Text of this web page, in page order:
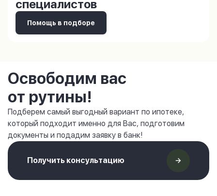
специалистов
Помощь в подборе
Освободим вас
от рутины!
Подберем самый выгодный вариант по ипотеке,
который подходит именно для Вас, подготовим
документы и подадим заявку в банк!
Получить консультацию